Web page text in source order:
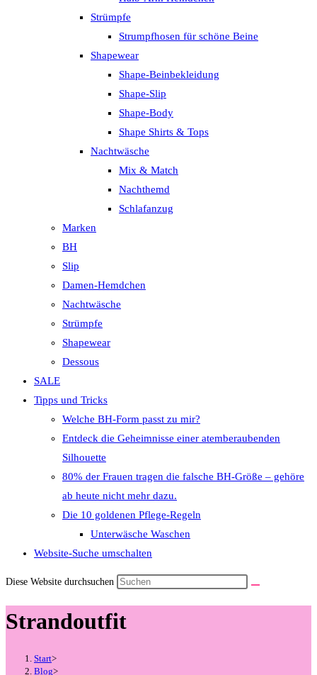
Strümpfe
Strumpfhosen für schöne Beine
Shapewear
Shape-Beinbekleidung
Shape-Slip
Shape-Body
Shape Shirts & Tops
Nachtwäsche
Mix & Match
Nachthemd
Schlafanzug
Marken
BH
Slip
Damen-Hemdchen
Nachtwäsche
Strümpfe
Shapewear
Dessous
SALE
Tipps und Tricks
Welche BH-Form passt zu mir?
Entdeck die Geheimnisse einer atemberaubenden
Silhouette
80% der Frauen tragen die falsche BH-Größe – gehöre
ab heute nicht mehr dazu.
Die 10 goldenen Pflege-Regeln
Unterwäsche Waschen
Website-Suche umschalten
Diese Website durchsuchen
Strandoutfit
Start>
Blog>